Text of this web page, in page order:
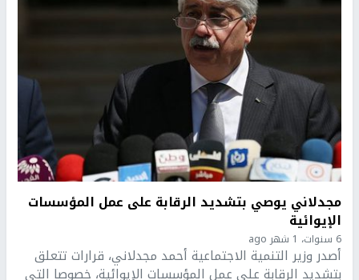
مجدلاني يوصي بتشديد الرقابة على عمل المؤسسات
الإيوائية
6 سنوات، 1 شهر ago
أصدر وزير التنمية الاجتماعية أحمد مجدلاني، قرارات تتعلق
بتشديد الرقابة على عمل المؤسسات الإيوائية، خصوصا التي